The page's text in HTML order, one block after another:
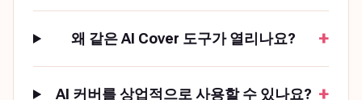
왜 같은 AI Cover 도구가 열리나요? +
AI 커버를 상업적으로 사용할 수 있나요? +